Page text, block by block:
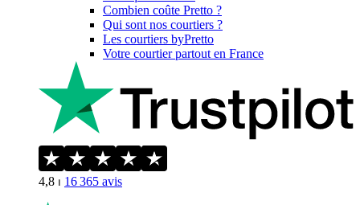
Combien coûte Pretto ?
Qui sont nos courtiers ?
Les courtiers byPretto
Votre courtier partout en France
4,8 ⏐ 16 365 avis